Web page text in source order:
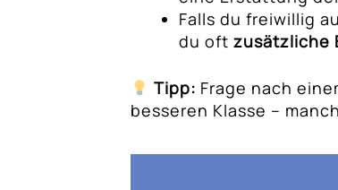
Falls du freiwillig
du oftzusätzliche
Tipp: Frage nach
besseren Klasse –